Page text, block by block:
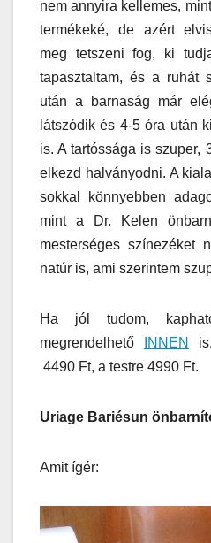
nem annyira kellemes,
termékeké, de azért
meg tetszeni fog, ki
tapasztaltam, és a ruhát
után a barnaság már
látszódik és 4-5 óra után
is. A tartóssága is szuper,
elkezd halványodni. A
sokkal könnyebben
mint a Dr. Kelen
mesterséges színezéket
natúr is, ami szerintem
Ha jól tudom,
megrendelhető
INNEN
4490 Ft, a testre 4990 Ft.
Uriage Bariésun
Amit ígér: